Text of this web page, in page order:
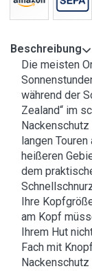
Beschreibung
Die meisten
während der
Zealand“ im
langen
heißeren
dem
Ihre
am Kopf
Ihrem Hut
Fach mit